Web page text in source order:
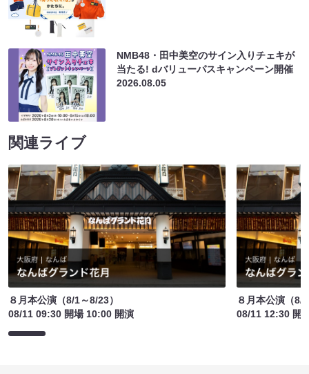
NMB48・田中美空のサイン入りチェキが
当たる! dバリューパスキャンペーン開催
2026.08.05
関連ライブ
８月本公演（8/1～8/23）
08/11 09:30 開場 10:00 開演
８月本公演（8/
08/11 12:30 開